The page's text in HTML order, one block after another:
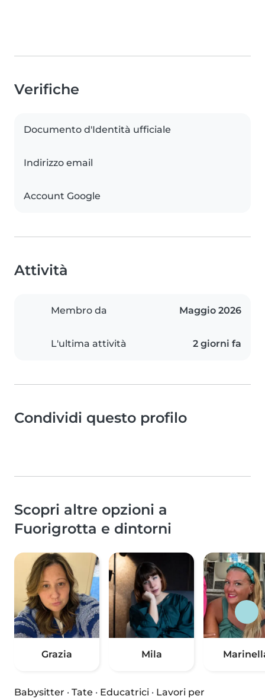
Verifiche
Documento d'Identità ufficiale
Indirizzo email
Account Google
Attività
Membro da Maggio 2026
L'ultima attività 2 giorni fa
Condividi questo profilo
Scopri altre opzioni a
Fuorigrotta e dintorni
Grazia Mila
Babysitter · Tate · Educatrici · Lavori per